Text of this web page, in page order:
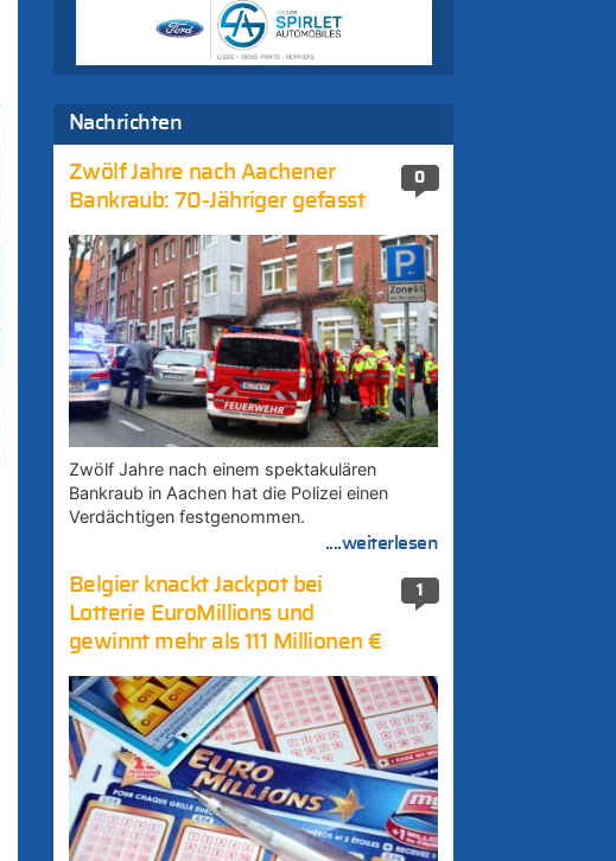
Nachrichten
0
Zwölf Jahre nach Aachener
Bankraub: 70-Jähriger gefasst
Zwölf Jahre nach einem spektakulären
Bankraub in Aachen hat die Polizei einen
Verdächtigen festgenommen.
....weiterlesen
1
Belgier knackt Jackpot bei
Lotterie EuroMillions und
gewinnt mehr als 111 Millionen €